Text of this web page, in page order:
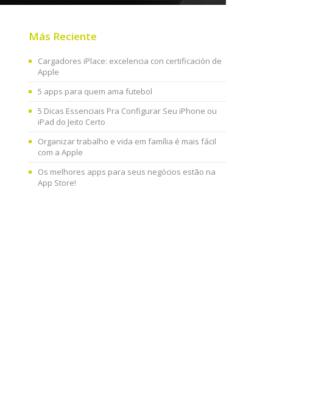
Más Reciente
Cargadores iPlace: excelencia con certificación de
Apple
5 apps para quem ama futebol
5 Dicas Essenciais Pra Configurar Seu iPhone ou
iPad do Jeito Certo
Organizar trabalho e vida em família é mais fácil
com a Apple
Os melhores apps para seus negócios estão na
App Store!